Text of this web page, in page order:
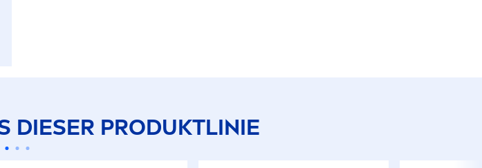
DIESER PRODUKTLINIE